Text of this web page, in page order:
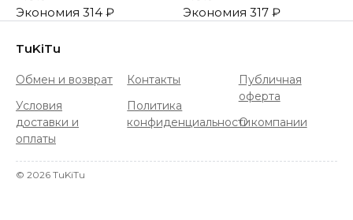
Экономия 314 ₽
Экономия 317 ₽
TuKiTu
Обмен и возврат
Условия
доставки и
оплаты
Контакты
Политика
конфиденциальности
Публичная
оферта
О компании
© 2026 TuKiTu